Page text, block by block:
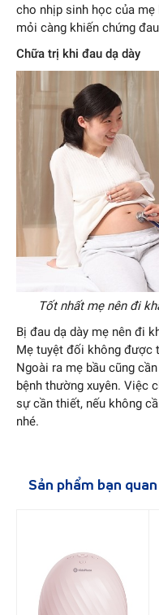
cho nhịp sinh học của
mỏi càng khiến chứng
Chữa trị khi đau dạ dày
Tốt nhất mẹ nên đi
Bị đau dạ dày mẹ nên đi
Mẹ tuyệt đối không được
Ngoài ra mẹ bầu cũng
bệnh thường xuyên. Việc
sự cần thiết, nếu không
nhé.
Sản phẩm bạn